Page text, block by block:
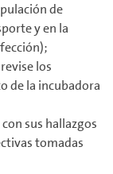
de
y en la
los
de la incubadora
sus hallazgos
tomadas